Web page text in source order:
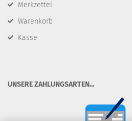
Merkzettel
Warenkorb
Kasse
​UNSERE ZAHLUNGSARTEN...